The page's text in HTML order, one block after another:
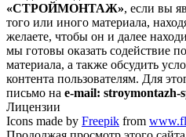
«СТРОЙМОНТАЖ», если вы
того или иного материала,
желаете, чтобы он и далее
мы готовы оказать содействие
материала, а также обсудить
контента пользователям. Для
письмо на e-mail: stroymontazh-
Лицензии
Icons made by Freepik from